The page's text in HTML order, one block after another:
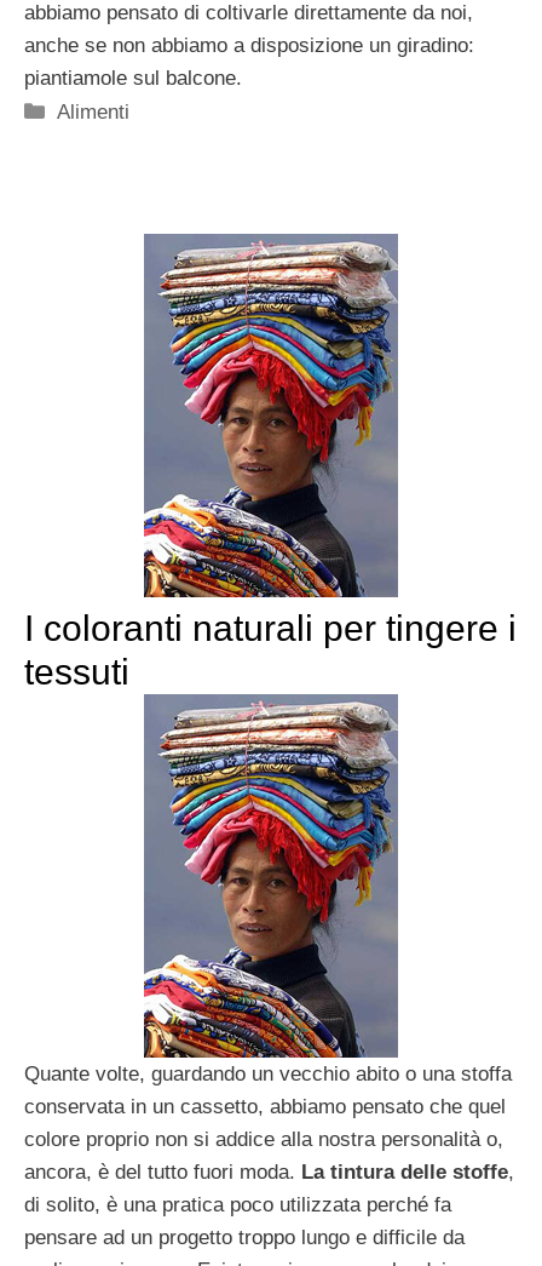
abbiamo pensato di coltivarle direttamente da noi,
anche se non abbiamo a disposizione un giradino:
piantiamole sul balcone.
Categorie
Alimenti
I coloranti naturali per tingere i
tessuti
Quante volte, guardando un vecchio abito o una stoffa
conservata in un cassetto, abbiamo pensato che quel
colore proprio non si addice alla nostra personalità o,
ancora, è del tutto fuori moda. La tintura delle stoffe,
di solito, è una pratica poco utilizzata perché fa
pensare ad un progetto troppo lungo e difficile da